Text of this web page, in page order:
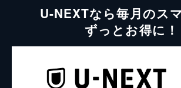
U-NEXTなら毎月のス
ずっとお得に！